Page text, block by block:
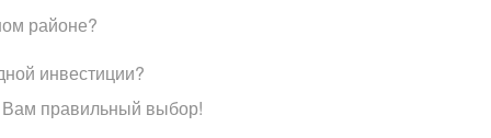
районе?
инвестиции?
правильный выбор!